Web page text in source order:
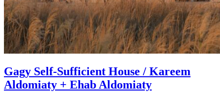
Gagy Self-Sufficient House / Kareem
Aldomiaty + Ehab Aldomiaty